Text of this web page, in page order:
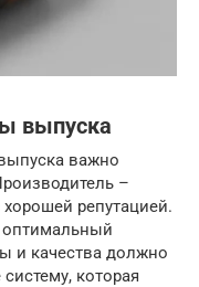
выпуска
важно
–
репутацией.
и качества должно
которая